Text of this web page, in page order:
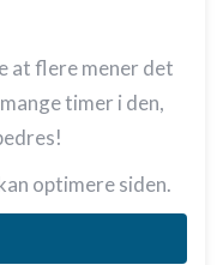
at flere mener det
timer i den,
optimere siden.